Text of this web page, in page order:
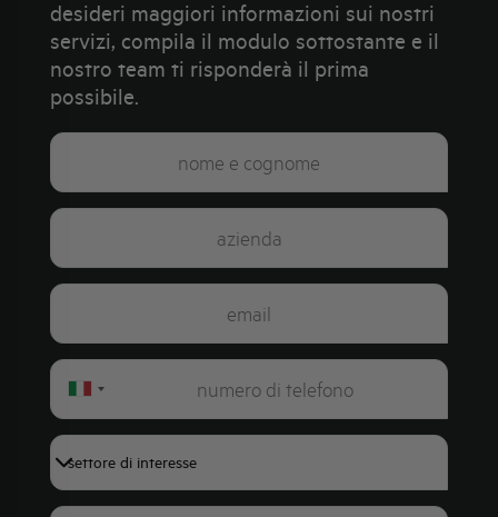
desideri maggiori informazioni sui nostri
servizi, compila il modulo sottostante e il
nostro team ti risponderà il prima
possibile.
Italy